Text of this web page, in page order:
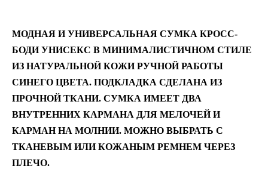
МОДНАЯ И УНИВЕРСАЛЬНАЯ СУМКА КРОСС-
БОДИ УНИСЕКС В МИНИМАЛИСТИЧНОМ СТИЛЕ
ИЗ НАТУРАЛЬНОЙ КОЖИ РУЧНОЙ РАБОТЫ
СИНЕГО ЦВЕТА. ПОДКЛАДКА СДЕЛАНА ИЗ
ПРОЧНОЙ ТКАНИ. СУМКА ИМЕЕТ ДВА
ВНУТРЕННИХ КАРМАНА ДЛЯ МЕЛОЧЕЙ И
КАРМАН НА МОЛНИИ. МОЖНО ВЫБРАТЬ С
ТКАНЕВЫМ ИЛИ КОЖАНЫМ РЕМНЕМ ЧЕРЕЗ
ПЛЕЧО.